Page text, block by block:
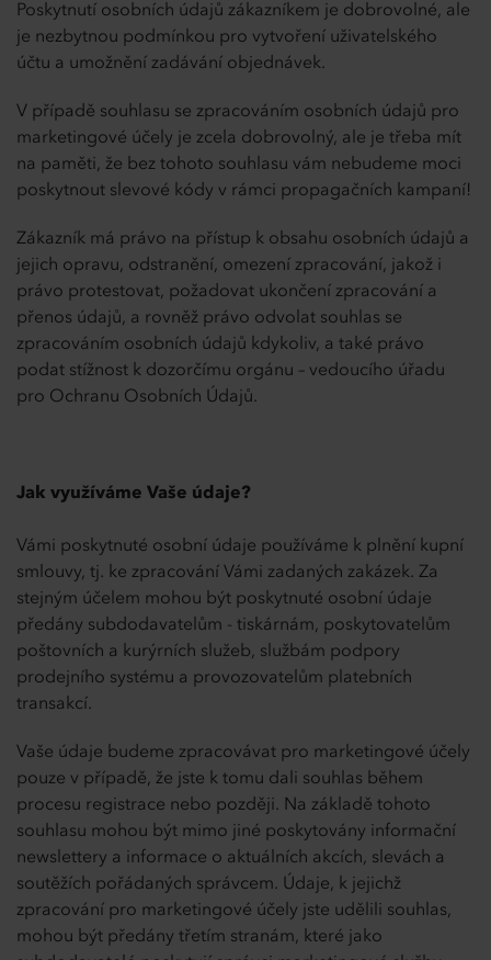
Poskytnutí osobních údajů zákazníkem je dobrovolné, ale
je nezbytnou podmínkou pro vytvoření uživatelského
účtu a umožnění zadávání objednávek.
V případě souhlasu se zpracováním osobních údajů pro
marketingové účely je zcela dobrovolný, ale je třeba mít
na paměti, že bez tohoto souhlasu vám nebudeme moci
poskytnout slevové kódy v rámci propagačních kampaní!
Zákazník má právo na přístup k obsahu osobních údajů a
jejich opravu, odstranění, omezení zpracování, jakož i
právo protestovat, požadovat ukončení zpracování a
přenos údajů, a rovněž právo odvolat souhlas se
zpracováním osobních údajů kdykoliv, a také právo
podat stížnost k dozorčímu orgánu – vedoucího úřadu
pro Ochranu Osobních Údajů.
Jak využíváme Vaše údaje?
Vámi poskytnuté osobní údaje používáme k plnění kupní
smlouvy, tj. ke zpracování Vámi zadaných zakázek. Za
stejným účelem mohou být poskytnuté osobní údaje
předány subdodavatelům - tiskárnám, poskytovatelům
poštovních a kurýrních služeb, službám podpory
prodejního systému a provozovatelům platebních
transakcí.
Vaše údaje budeme zpracovávat pro marketingové účely
pouze v případě, že jste k tomu dali souhlas během
procesu registrace nebo později. Na základě tohoto
souhlasu mohou být mimo jiné poskytovány informační
newslettery a informace o aktuálních akcích, slevách a
soutěžích pořádaných správcem. Údaje, k jejichž
zpracování pro marketingové účely jste udělili souhlas,
mohou být předány třetím stranám, které jako